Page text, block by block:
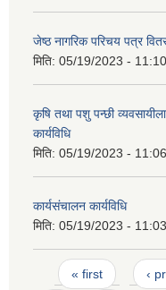
जेष्ठ नागरिक परिचय पत्र
मिति: 05/19/2023 - 11:10
कृषि तथा पशु पन्छी
कार्यविधि
मिति: 05/19/2023 - 11:06
कार्यसंचालन कार्यविधि
मिति: 05/19/2023 - 11:03
Pages
« first ‹